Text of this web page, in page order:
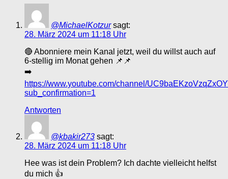
@MichaelKotzur sagt:
28. März 2024 um 11:18 Uhr
🔴 Abonniere mein Kanal jetzt, weil du willst auch auf
6-stellig im Monat gehen 📌📌
➡️
https://www.youtube.com/channel/
sub_confirmation=1
Antworten
@kbakir273 sagt:
28. März 2024 um 11:18 Uhr
Hee was ist dein Problem? Ich dachte vielleicht helfst
du mich 👍